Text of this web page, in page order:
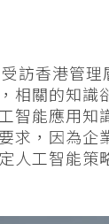
訪香港管
相關的知
智能應用知
求，因為企
人工智能策